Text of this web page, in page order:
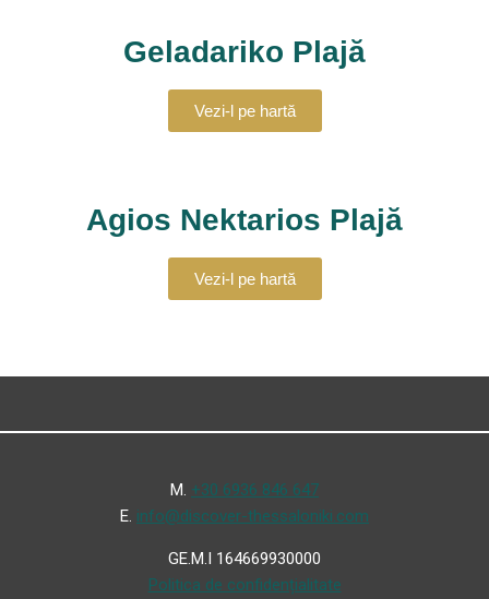
Geladariko Plajă
Vezi-l pe hartă
Agios Nektarios Plajă
Vezi-l pe hartă
Μ. +30 6936 846 647
Ε. info@discover-thessaloniki.com
GE.M.I 164669930000
Politica de confidențialitate